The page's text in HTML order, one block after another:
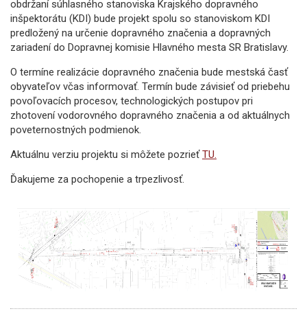
obdržaní súhlasného stanoviska Krajského dopravného
inšpektorátu (KDI) bude projekt spolu so stanoviskom KDI
predložený na určenie dopravného značenia a dopravných
zariadení do Dopravnej komisie Hlavného mesta SR Bratislavy.
O termíne realizácie dopravného značenia bude mestská časť
obyvateľov včas informovať. Termín bude závisieť od priebehu
povoľovacích procesov, technologických postupov pri
zhotovení vodorovného dopravného značenia a od aktuálnych
poveternostných podmienok.
Aktuálnu verziu projektu si môžete pozrieťTU.
Ďakujeme za pochopenie a trpezlivosť.